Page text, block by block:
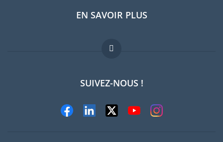
Guides pays
Offres d'emploi
EN SAVOIR PLUS
FAQ
Experts
SUIVEZ-NOUS !